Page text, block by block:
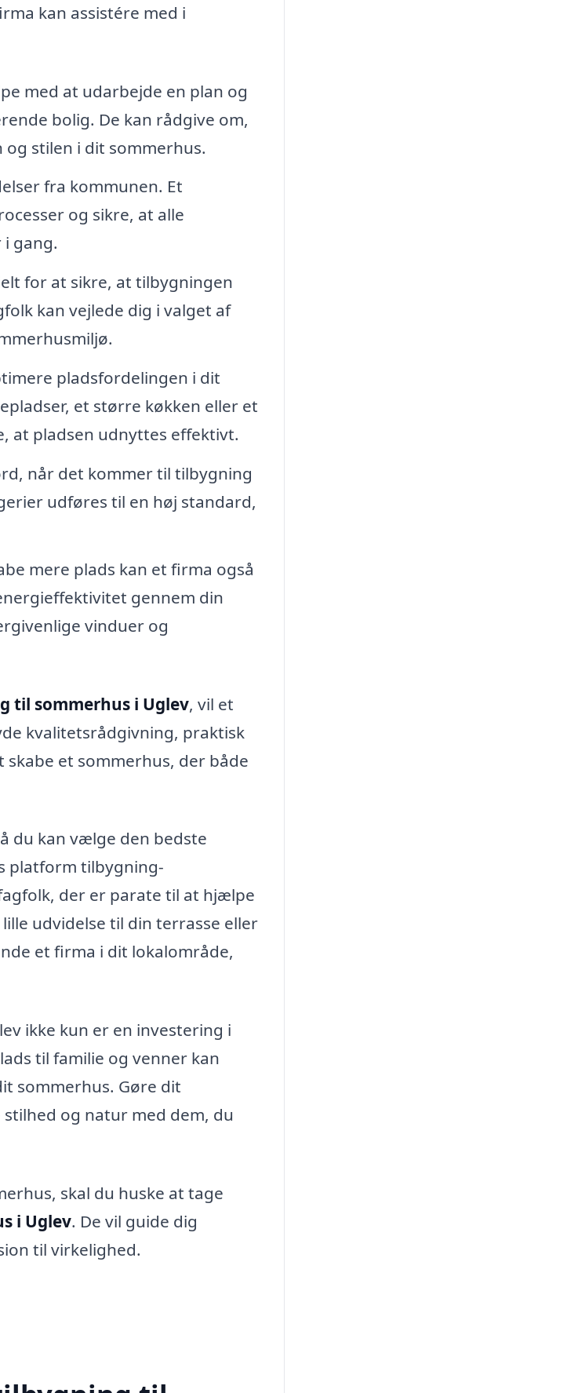
kan assistére med i
med at udarbejde en plan og
bolig. De kan rådgive om,
stilen i dit sommerhus.
fra kommunen. Et
og sikre, at alle
gang.
for at sikre, at tilbygningen
kan vejlede dig i valget af
pladsfordelingen i dit
et større køkken eller et
at pladsen udnyttes effektivt.
når det kommer til tilbygning
udføres til en høj standard,
mere plads kan et firma også
gennem din
vinduer og
til sommerhus i Uglev, vil et
kvalitetsrådgivning, praktisk
et sommerhus, der både
du kan vælge den bedste
platform tilbygning-
der er parate til at hjælpe
udvidelse til din terrasse eller
et firma i dit lokalområde,
ikke kun er en investering i
til familie og venner kan
sommerhus. Gøre dit
og natur med dem, du
skal du huske at tage
i Uglev. De vil guide dig
til virkelighed.